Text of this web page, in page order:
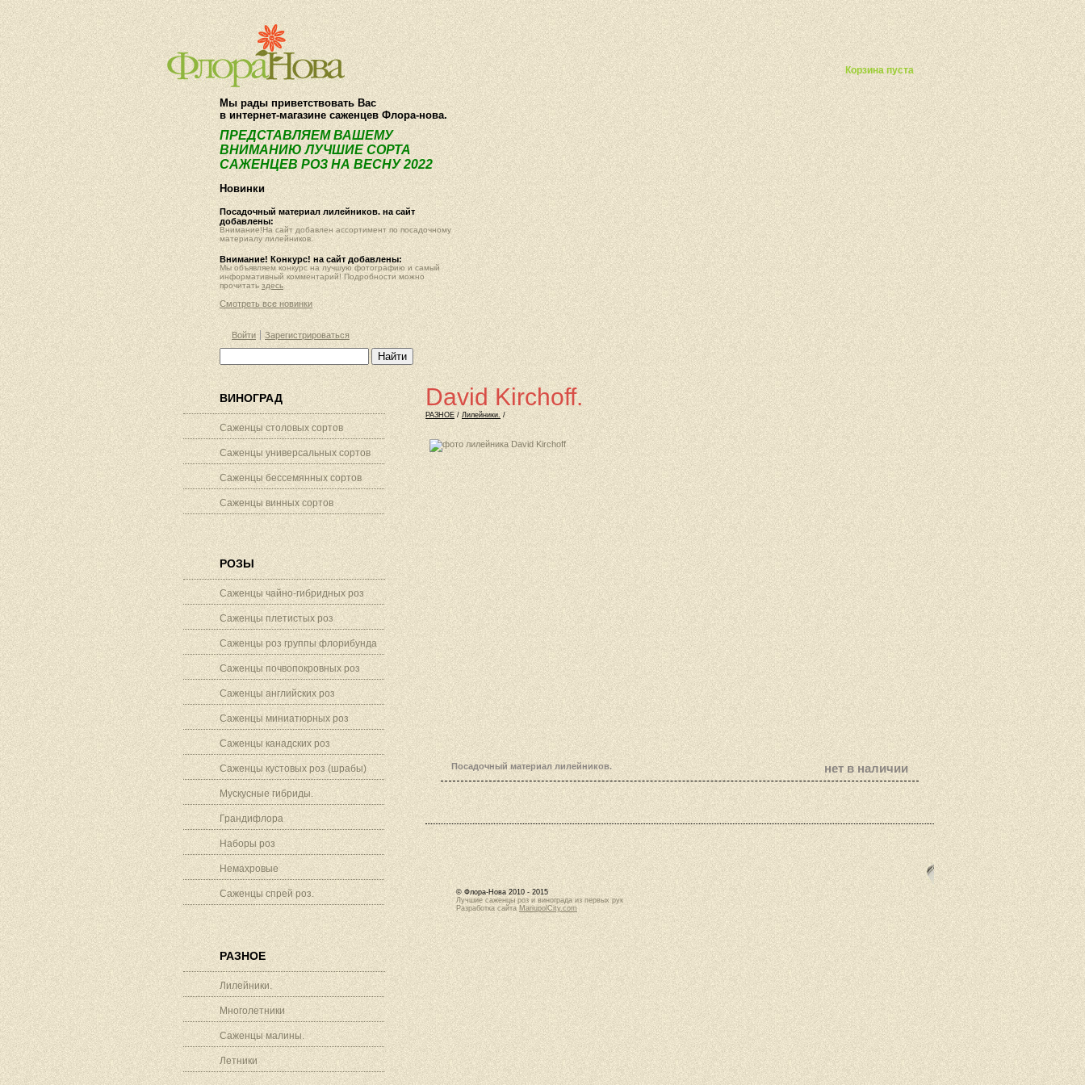
Корзина пуста
О компании Как купить Фотогалерея Статьи Опт Контакты
Мы рады приветствовать Вас
в интернет-магазине саженцев Флора-нова.
ПРЕДСТАВЛЯЕМ ВАШЕМУ
ВНИМАНИЮ ЛУЧШИЕ СОРТА
САЖЕНЦЕВ РОЗ НА ВЕСНУ 2022
Новинки
Посадочный материал лилейников. на сайт
добавлены:
Внимание!На сайт добавлен ассортимент по посадочному
материалу лилейников.
Внимание! Конкурс! на сайт добавлены:
Мы объявляем конкурс на лучшую фотографию и самый
информативный комментарий! Подробности можно
прочитать здесь
Смотреть все новинки
Войти Зарегистрироваться
ВИНОГРАД
Саженцы столовых сортов
Саженцы универсальных сортов
Саженцы бессемянных сортов
Саженцы винных сортов
РОЗЫ
Саженцы чайно-гибридных роз
Саженцы плетистых роз
Саженцы роз группы флорибунда
Саженцы почвопокровных роз
Саженцы английских роз
Саженцы миниатюрных роз
Саженцы канадских роз
Саженцы кустовых роз (шрабы)
Мускусные гибриды.
Грандифлора
Наборы роз
Немахровые
Саженцы спрей роз.
РАЗНОЕ
Лилейники.
Многолетники
Саженцы малины.
Летники
David Kirchoff.
РАЗНОЕ/ Лилейники. /
Посадочный материал лилейников. нет в наличии
© Флора-Нова 2010 - 2015
Лучшие саженцы роз и винограда из первых рук
Разработка сайта MariupolCity.com
Наши
(096)
(099)